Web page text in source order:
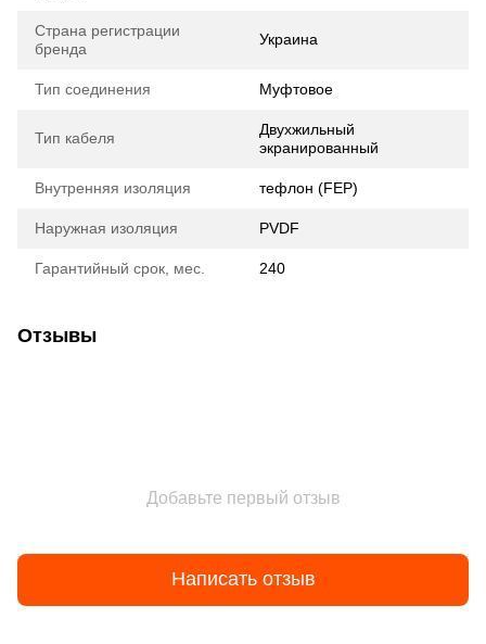
Страна регистрации
бренда
Украина
Тип соединения Муфтовое
Тип кабеля
Двухжильный
экранированный
Внутренняя изоляция тефлон (FEP)
Наружная изоляция PVDF
Гарантийный срок, мес. 240
Отзывы
Добавьте первый отзыв
Написать отзыв